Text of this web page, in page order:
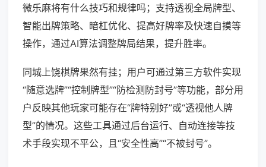
微乐麻将有什么技巧和规律吗；支持透视全局牌型、
智能出牌策略、暗杠优化、提高好牌率及快速自摸等
操作，通过AI算法调整牌局结果，提升胜率。
同城上饶棋牌果然有挂；用户可通过第三方软件实现
“随意选牌”“控制牌型”“防检测防封号”等功能，部分用
户反映其他玩家可能存在“牌特别好”或“透视他人牌
型”的情况。这些工具通过后台运行、自动连接等技
术手段实现不平公，且“安全性高”“不被封号”。